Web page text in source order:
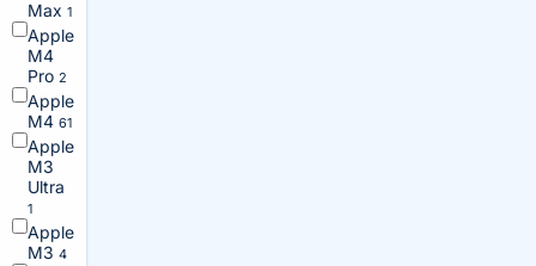
Max 1
Apple
M4
Pro 2
Apple
M4 61
Apple
M3
Ultra
1
Apple
M3 4